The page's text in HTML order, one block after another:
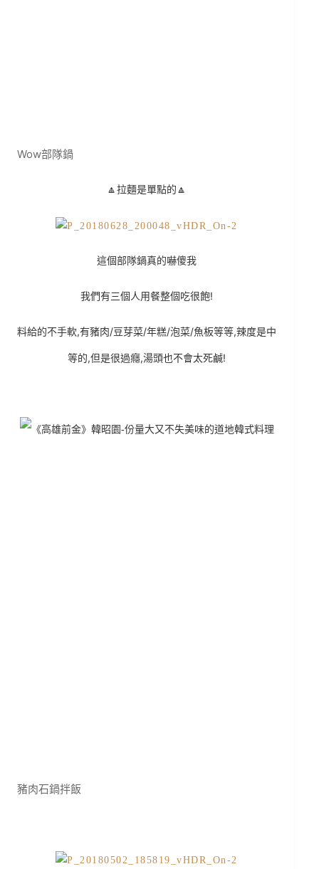
Wow部隊鍋
🔼拉麵是單點的🔼
這個部隊鍋真的嚇傻我
我們有三個人用餐整個吃很飽!
料給的不手軟,有豬肉/豆芽菜/年糕/泡菜/魚板等等,辣度是中
等的,但是很過癮,湯頭也不會太死鹹!
豬肉石鍋拌飯